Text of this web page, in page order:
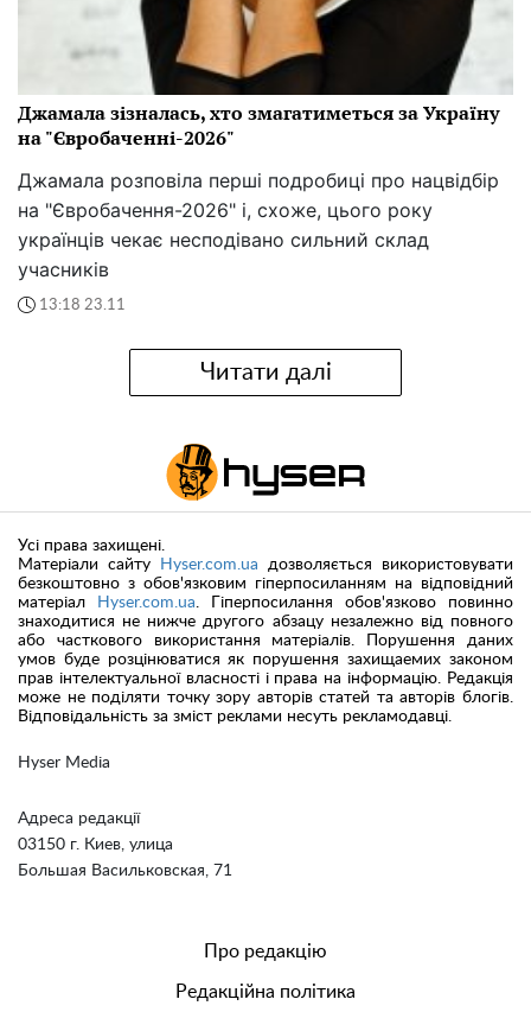
Джамала зізналась, хто змагатиметься за Україну
на "Євробаченні-2026"
Джамала розповіла перші подробиці про нацвідбір
на "Євробачення-2026" і, схоже, цього року
українців чекає несподівано сильний склад
учасників
13:18 23.11
Читати далі
Hyser Media
Адреса редакції
03150 г. Киев, улица
Большая Васильковская, 71
Усі права захищені.
Матеріали сайту
Hyser.com.ua дозволяється використовувати
безкоштовно з обов'язковим гіперпосиланням на відповідний
матеріал
Hyser.com.ua. Гіперпосилання обов'язково повинно
знаходитися не нижче другого абзацу незалежно від повного
або часткового використання матеріалів. Порушення даних
умов буде розцінюватися як порушення захищаемих законом
прав інтелектуальної власності і права на інформацію. Редакція
може не поділяти точку зору авторів статей та авторів блогів.
Відповідальність за зміст реклами несуть рекламодавці.
Про редакцію
Редакційна політика